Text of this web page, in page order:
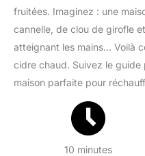
fruitées. Imaginez : une
cannelle, de clou de girofle
atteignant les mains… Voilà
cidre chaud. Suivez le
maison parfaite pour
10 minutes